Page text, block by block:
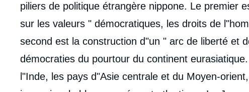
piliers de politique étrangère nippone. Le premier
sur les valeurs " démocratiques, les droits de
second est la construction d"un " arc de liberté et
démocraties du pourtour du continent
l"Inde, les pays d"Asie centrale et du Moyen-